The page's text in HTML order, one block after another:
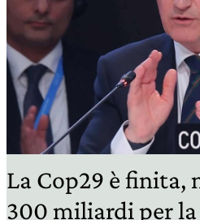
La Cop29 è finita,
300 miliardi per